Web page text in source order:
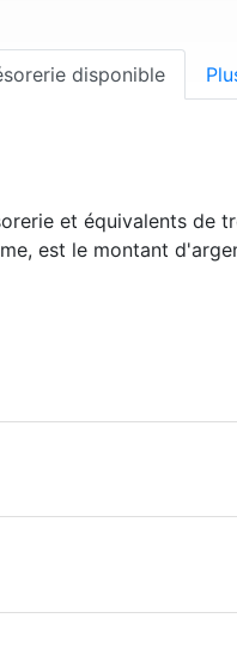
disponible
et équivalents de
est le montant